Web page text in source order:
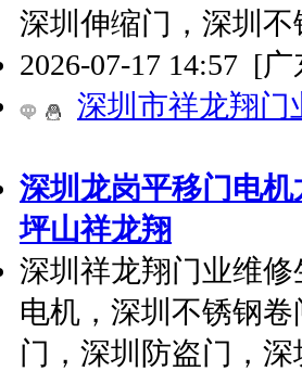
深圳伸缩门，深圳
2026-07-17 14:57 [广
深圳市祥龙翔门
深圳龙岗平移门电
坪山祥龙翔
深圳祥龙翔门业维
电机，深圳不锈钢
门，深圳防盗门，